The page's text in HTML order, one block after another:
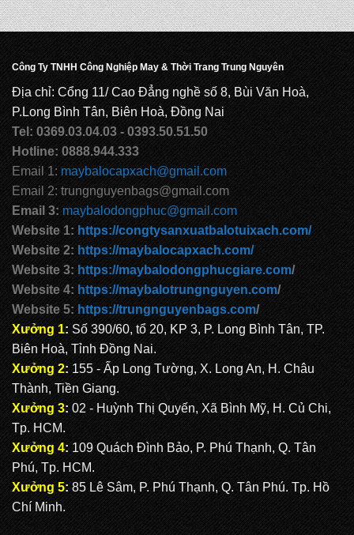
Công Ty TNHH Công Nghiệp May & Thời Trang Trung Nguyên
Địa chỉ: Cổng 11/ Cao Đẳng nghề số 8, Bùi Văn Hoà,
P.Long Bình Tân, Biên Hoà, Đồng Nai
Tel: 0369.03.04.03 - 0393.50.51.50
Hotline: 0888.944.333
Email 1: maybalocapxach@gmail.com
Email 2: trungnguyenbags@gmail.com
Email 3: maybalodongphuc@gmail.com
Website 1: https://congtysanxuatbalotuixach.com/
Website 2: https://maybalocapxach.com/
Website 3: https://maybalodongphucgiare.com/
Website 4: https://maybalotrungnguyen.com/
Website 5: https://trungnguyenbags.com/
Xưởng 1: Số 390/60, tổ 20, KP 3, P. Long Bình Tân, TP.
Biên Hoà, Tỉnh Đồng Nai.
Xưởng 2: 155 - Ấp Long Tường, X. Long An, H. Châu
Thành, Tiền Giang.
Xưởng 3: 02 - Huỳnh Thị Quyến, Xã Bình Mỹ, H. Củ Chi,
Tp. HCM.
Xưởng 4: 109 Quách Đình Bảo, P. Phú Thạnh, Q. Tân
Phú, Tp. HCM.
Xưởng 5: 85 Lê Sâm, P. Phú Thạnh, Q. Tân Phú. Tp. Hồ
Chí Minh.